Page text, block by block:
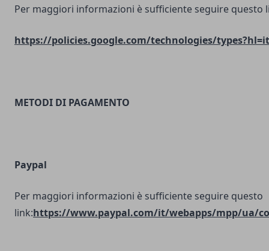
Per maggiori informazioni è sufficiente seguire questo
https://policies.google.com/technologies/types?hl=it
METODI DI PAGAMENTO
Paypal
Per maggiori informazioni è sufficiente seguire questo
link:https://www.paypal.com/it/webapps/mpp/ua/